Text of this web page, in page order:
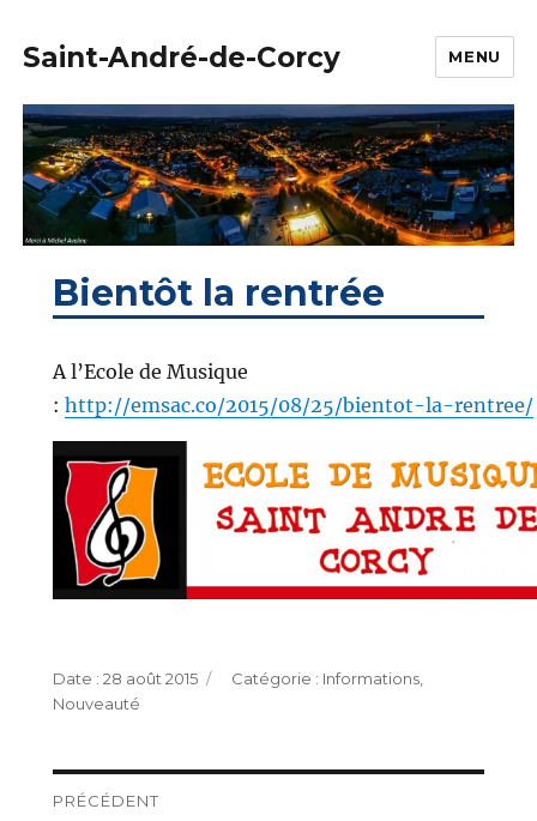
Saint-André-de-Corcy MENU
Bientôt la rentrée
A l’Ecole de Musique
: http://emsac.co/2015/08/25/bientot-la-rentree/
Publié
le
28 août 2015 Catégories
Informations,
Nouveauté
Navigation
PRÉCÉDENT